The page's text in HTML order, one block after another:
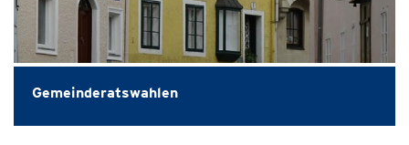
Gemeinderatswahlen